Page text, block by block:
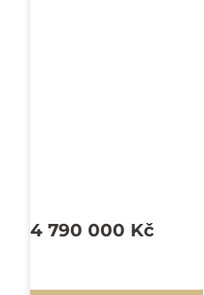
4 790 000 Kč